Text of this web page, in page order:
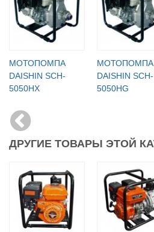
МОТОПОМПА
DAISHIN SCH-
5050HX
МОТОПОМПА
DAISHIN SCH-
5050HG
ДРУГИЕ ТОВАРЫ ЭТОЙ